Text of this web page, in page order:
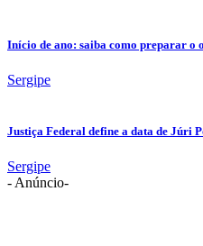
Início de ano: saiba como preparar o
Sergipe
Justiça Federal define a data de Júri
Sergipe
- Anúncio-